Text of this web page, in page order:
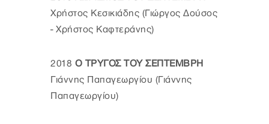
Χρήστος Κεσικιάδης (Γιώργος Δούσος
- Χρήστος Καφτεράνης)
2018 Ο ΤΡΥΓΟΣ ΤΟΥ ΣΕΠΤΕΜΒΡΗ
Γιάννης Παπαγεωργίου (Γιάννης
Παπαγεωργίου)